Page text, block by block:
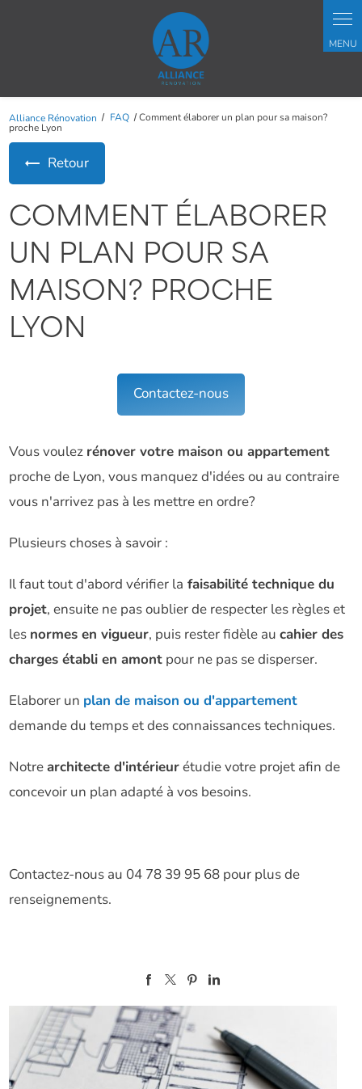
Alliance Rénovation FAQ
Comment élaborer un plan pour sa maison?
proche Lyon
Retour
COMMENT ÉLABORER
UN PLAN POUR SA
MAISON? PROCHE
LYON
Contactez-nous
Vous voulez rénover votre maison ou appartement
proche de Lyon, vous manquez d'idées ou au contraire
vous n'arrivez pas à les mettre en ordre?
Plusieurs choses à savoir :
Il faut tout d'abord vérifier la faisabilité technique du
projet, ensuite ne pas oublier de respecter les règles et
les normes en vigueur, puis rester fidèle aucahier des
charges établi en amont pour ne pas se disperser.
Elaborer un plan de maison ou d'appartement
demande du temps et des connaissances techniques.
Notrearchitecte d'intérieur étudie votre projet afin de
concevoir un plan adapté à vos besoins.
Contactez-nous au 04 78 39 95 68 pour plus de
renseignements.